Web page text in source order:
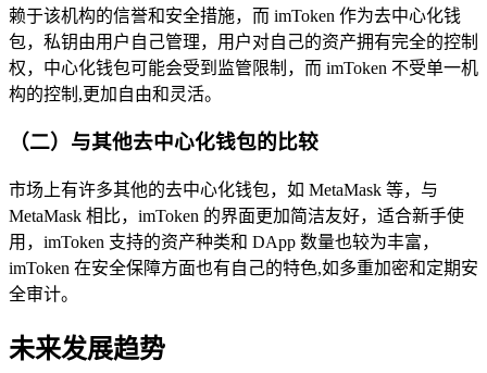
赖于该机构的信誉和安全措施，而 imToken 作为去中心化钱
包，私钥由用户自己管理，用户对自己的资产拥有完全的控制
权，中心化钱包可能会受到监管限制，而 imToken 不受单一机
构的控制,更加自由和灵活。
（二）与其他去中心化钱包的比较
市场上有许多其他的去中心化钱包，如 MetaMask 等，与
MetaMask 相比，imToken 的界面更加简洁友好，适合新手使
用，imToken 支持的资产种类和 DApp 数量也较为丰富，
imToken 在安全保障方面也有自己的特色,如多重加密和定期安
全审计。
未来发展趋势